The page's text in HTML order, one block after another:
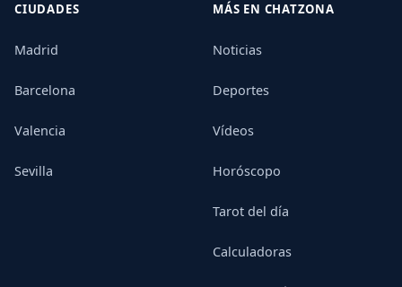
CIUDADES
Madrid
Barcelona
Valencia
Sevilla
MÁS EN CHATZONA
Noticias
Deportes
Vídeos
Horóscopo
Tarot del día
Calculadoras